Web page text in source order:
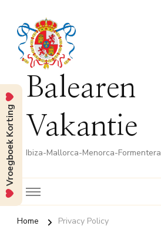
Balearen
Vakantie
Ibiza-Mallorca-Menorca-Formentera
Home Privacy Policy
Vroegboek Korting